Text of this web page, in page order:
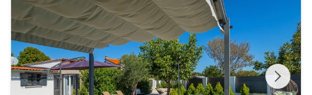
Guardate l'intera
galleria sulla